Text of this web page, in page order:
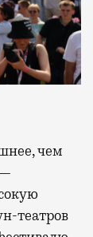
чем
театров